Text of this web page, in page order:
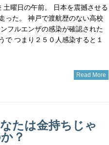
土曜日の午前。 日本を震撼させる
った。 神戸で渡航歴のない高校
フルエンザの感染が確認された
で つまり２５０人感染すると１
Read More
たは金持ちじゃ
？